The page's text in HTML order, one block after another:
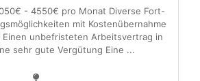
- 4550€ pro Monat Diverse Fort-
mit Kostenübernahme
Einen unbefristeten Arbeitsvertrag in
sehr gute Vergütung Eine ...